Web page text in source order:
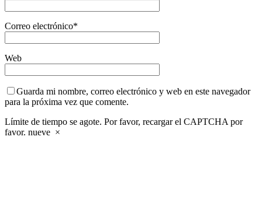
Correo electrónico*
Web
Guarda mi nombre, correo electrónico y web en este navegador
para la próxima vez que comente.
Límite de tiempo se agote. Por favor, recargar el CAPTCHA por
favor. nueve ×